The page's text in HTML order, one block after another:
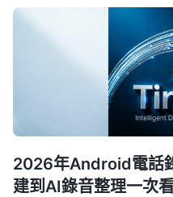
2026年Android電話
建到AI錄音整理一次